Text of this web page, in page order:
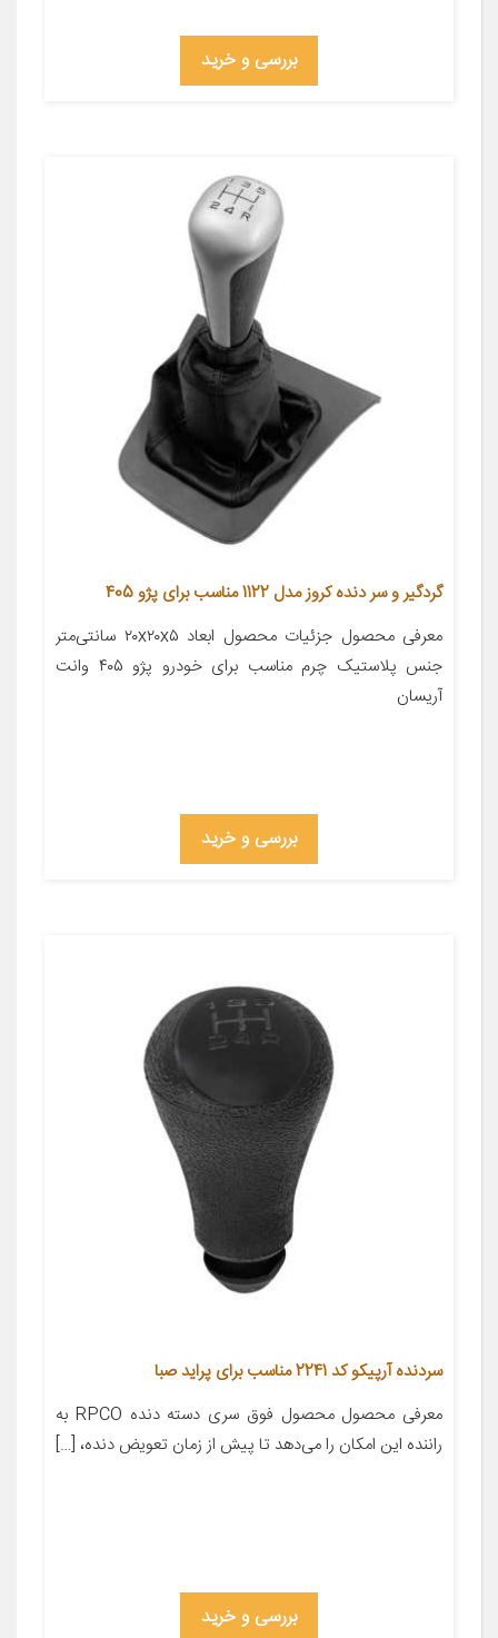
بررسی و خرید
گردگیر و سر دنده کروز مدل 1122 مناسب برای پژو 405
معرفی محصول جزئیات محصول ابعاد ۲۰x۲۰x۵ سانتی‌متر
جنس پلاستیک چرم مناسب برای خودرو پژو ۴۰۵ وانت
آریسان
بررسی و خرید
سردنده آرپیکو کد 2241 مناسب برای پراید صبا
معرفی محصول محصول فوق سری دسته دنده RPCO به
راننده این امکان را می‌دهد تا پیش از زمان تعویض دنده، […]
بررسی و خرید